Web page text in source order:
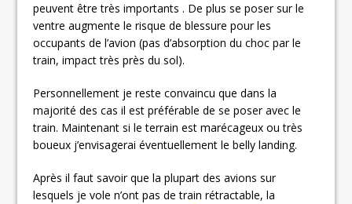
peuvent être très importants . De plus se poser sur le
ventre augmente le risque de blessure pour les
occupants de l’avion (pas d’absorption du choc par le
train, impact très près du sol).
Personnellement je reste convaincu que dans la
majorité des cas il est préférable de se poser avec le
train. Maintenant si le terrain est marécageux ou très
boueux j’envisagerai éventuellement le belly landing.
Après il faut savoir que la plupart des avions sur
lesquels je vole n’ont pas de train rétractable, la